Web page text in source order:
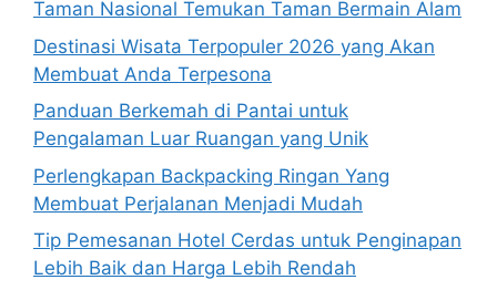
Taman Nasional Temukan Taman Bermain Alam
Destinasi Wisata Terpopuler 2026 yang Akan
Membuat Anda Terpesona
Panduan Berkemah di Pantai untuk
Pengalaman Luar Ruangan yang Unik
Perlengkapan Backpacking Ringan Yang
Membuat Perjalanan Menjadi Mudah
Tip Pemesanan Hotel Cerdas untuk Penginapan
Lebih Baik dan Harga Lebih Rendah